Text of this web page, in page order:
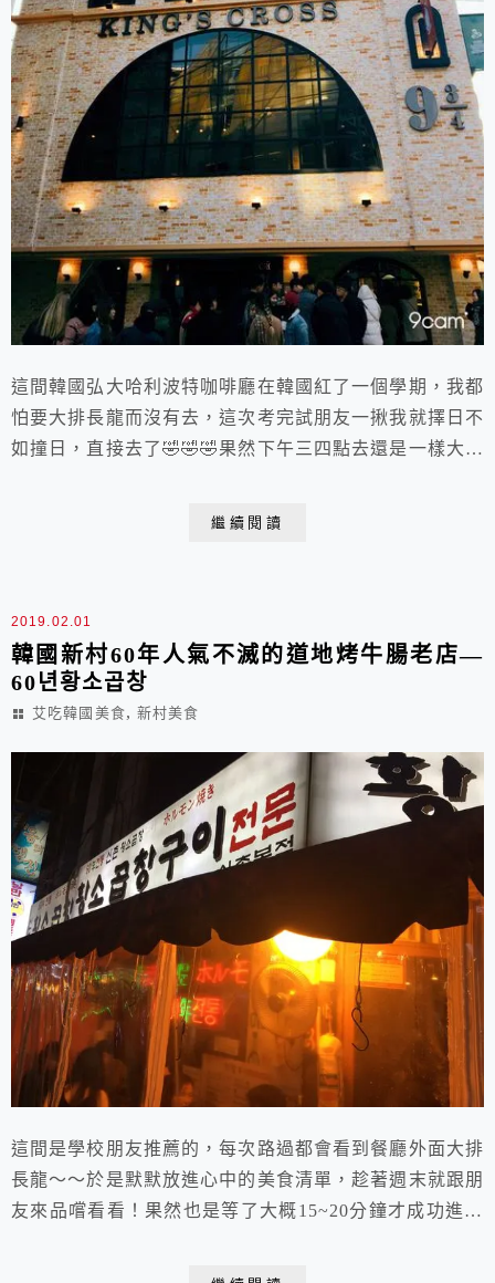
這間韓國弘大哈利波特咖啡廳在韓國紅了一個學期，我都
怕要大排長龍而沒有去，這次考完試朋友一揪我就擇日不
如撞日，直接去了🤣🤣🤣果然下午三四點去還是一樣大排
繼續閱讀
2019.02.01
韓國新村60年人氣不滅的道地烤牛腸老店—
60년황소곱창
艾吃韓國美食,新村美食
這間是學校朋友推薦的，每次路過都會看到餐廳外面大排
長龍～～於是默默放進心中的美食清單，趁著週末就跟朋
友來品嚐看看！果然也是等了大概15~20分鐘才成功進去